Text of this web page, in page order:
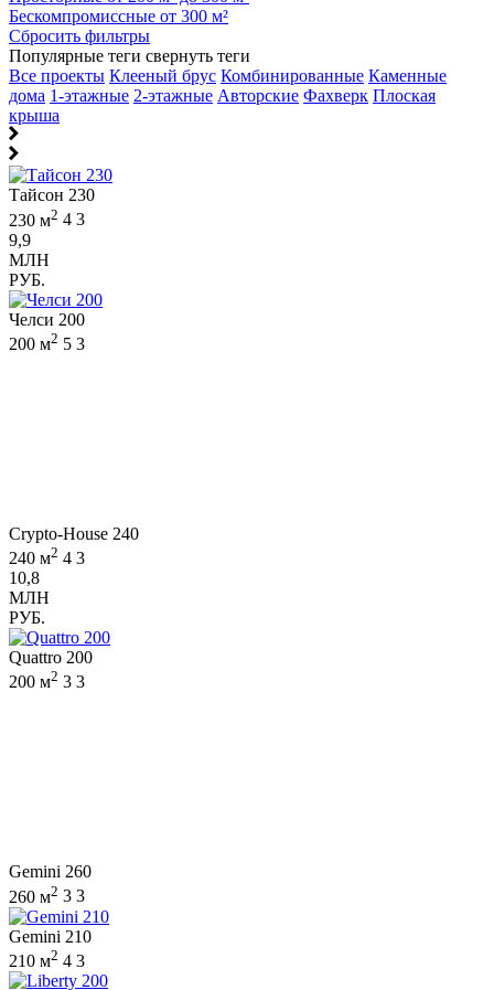
Бескомпромиссные от 300 м²
Сбросить фильтры
Популярные теги свернуть теги
Все проекты Клееный брус Комбинированные Каменные
дома 1-этажные 2-этажные Авторские Фахверк Плоская
крыша
Тайсон 230
230 м2 4 3
9,9
МЛН
РУБ.
Челси 200
200 м2 5 3
Crypto-House 240
240 м2 4 3
10,8
МЛН
РУБ.
Quattro 200
200 м2 3 3
Gemini 260
260 м2 3 3
Gemini 210
210 м2 4 3